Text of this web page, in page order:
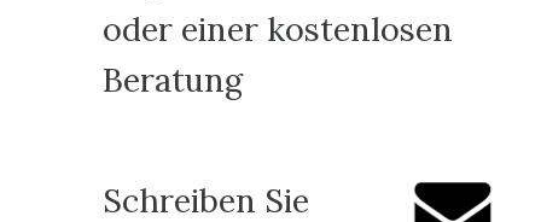
oder einer kostenlosen
Beratung
Schreiben Sie